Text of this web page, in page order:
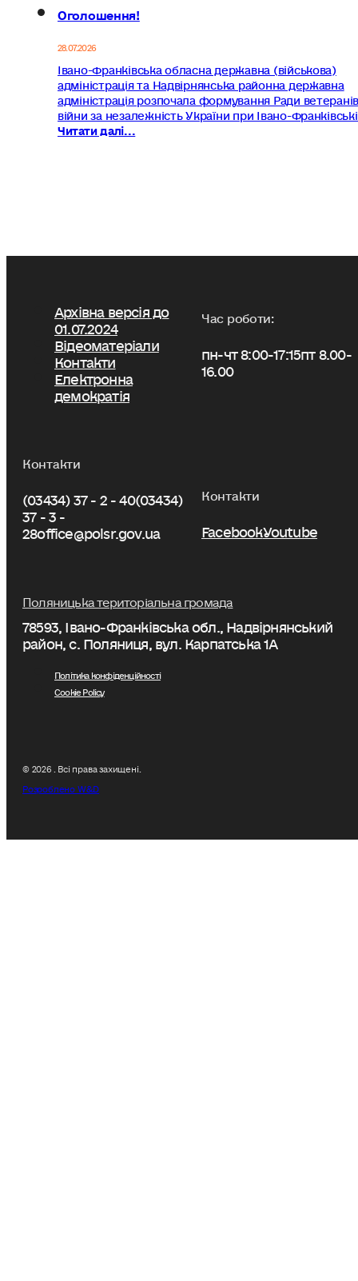
Оголошення!
28.07.2026
Івано-Франківська обласна державна (військова)
адміністрація та Надвірнянська районна державна
адміністрація розпочала формування Ради
війни за незалежність України при Івано-
Читати далі...
Архівна версія до
01.07.2024
Відеоматеріали
Контакти
Електронна
демократія
Час роботи:
пн-чт 8:00-17:15пт 8.00-
16.00
Контакти
(03434) 37 - 2 - 40(03434)
37 - 3 -
28office@polsr.gov.ua
Контакти
FacebookYoutube
Поляницька територіальна громада
78593, Івано-Франківська обл., Надвірнянський
район, с. Поляниця, вул. Карпатська 1А
Політика конфіденційності
Cookie Policy
© 2026 . Всі права захищені.
Розроблено W&D